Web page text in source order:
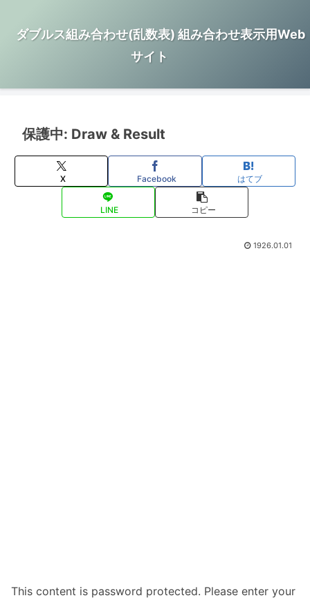
ダブルス組み合わせ(乱数表) 組み合わせ表示用Web
サイト
保護中: Draw & Result
X Facebook はてブ
LINE コピー
1926.01.01
This content is password protected. Please enter your